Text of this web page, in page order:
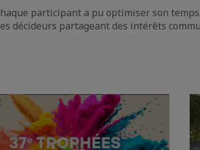
participant a pu optimiser son
décideurs partageant des intérêts